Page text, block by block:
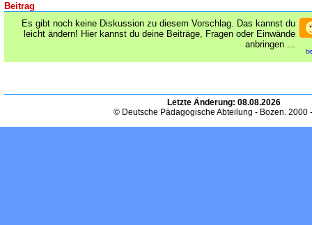
Beitrag
Es gibt noch keine Diskussion zu diesem Vorschlag. Das kannst du
leicht ändern! Hier kannst du deine Beiträge, Fragen oder Einwände
anbringen ...
Letzte Änderung: 08.08.2026
© Deutsche Pädagogische Abteilung - Bozen. 2000